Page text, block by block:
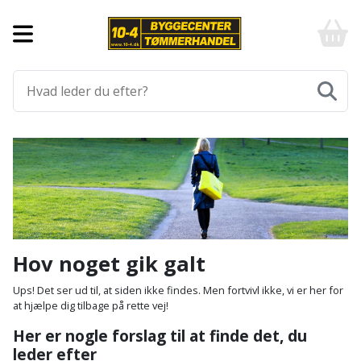
Aluprofiler
Armering
Asfalt
Befæstigelse
Byggeplader
Gulve
Fliser
og
klinker
Gulvtilbehør
Gulvunderlag
Gulvvarme
Laminatgulv
Værktøj
Afmærkning
Arbejdsbuk
Bærehåndtag
Båndstrammer
og
Elværktøj
Afkortersav
Arbejdsbord
Arbejdslamper
og
Havemaskiner
Buskrydder
Dykpumpe
have
og
fritid
Affaldssortering
Maling
-
billigt
og
-
Klik
og
byg
Hov noget gik galt
Ups! Det ser ud til, at siden ikke findes. Men fortvivl ikke, vi er her for
at hjælpe dig tilbage på rette vej!
Her er nogle forslag til at finde det, du
leder efter